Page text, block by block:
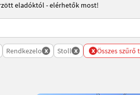
eladóktól - elérhetők most!
on
Rendkezelo x Stoll x x Összes szűrő